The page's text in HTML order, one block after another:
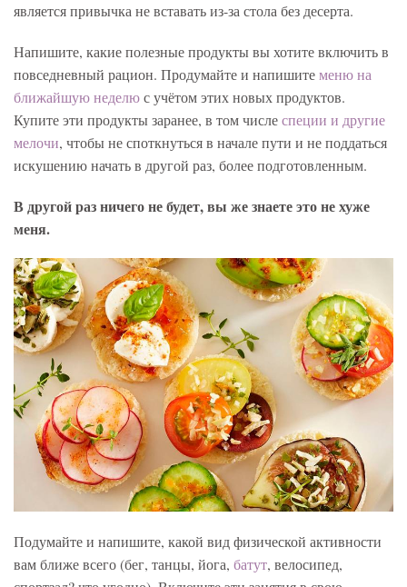
является привычка не вставать из-за стола без десерта.
Напишите, какие полезные продукты вы хотите включить в
повседневный рацион. Продумайте и напишитеменю на
ближайшую неделюс учётом этих новых продуктов.
Купите эти продукты заранее, в том числеспеции и другие
мелочи, чтобы не споткнуться в начале пути и не поддаться
искушению начать в другой раз, более подготовленным.
В другой раз ничего не будет, вы же знаете это не хуже
меня.
Подумайте и напишите, какой вид физической активности
вам ближе всего (бег, танцы, йога, батут, велосипед,